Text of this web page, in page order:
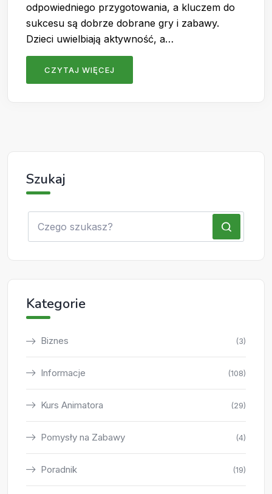
odpowiedniego przygotowania, a kluczem do
sukcesu są dobrze dobrane gry i zabawy.
Dzieci uwielbiają aktywność, a…
CZYTAJ WIĘCEJ
Szukaj
Kategorie
Biznes (3)
Informacje (108)
Kurs Animatora (29)
Pomysły na Zabawy (4)
Poradnik (19)